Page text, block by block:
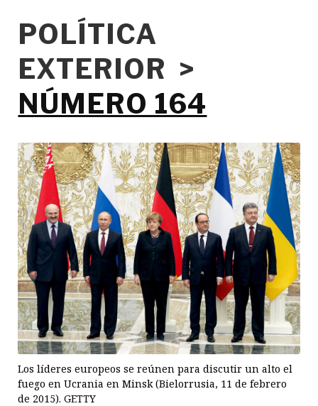
POLÍTICA
EXTERIOR >
NÚMERO 164
Los líderes europeos se reúnen para discutir un alto el
fuego en Ucrania en Minsk (Bielorrusia, 11 de febrero
de 2015). GETTY